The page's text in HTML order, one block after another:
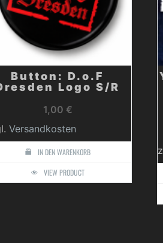
Button: D.o.F
Logo S/R
1,00 €
Versandkosten
IN DEN WARENKORB
VIEW PRODUCT